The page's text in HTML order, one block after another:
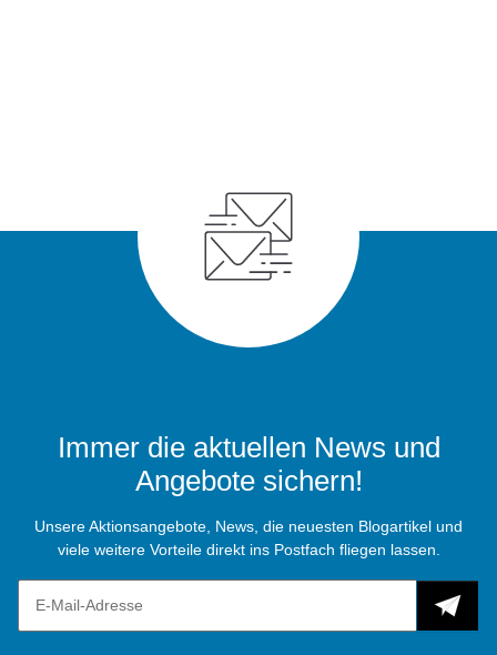
Immer die aktuellen News und
Angebote sichern!
Unsere Aktionsangebote, News, die neuesten Blogartikel und
viele weitere Vorteile direkt ins Postfach fliegen lassen.